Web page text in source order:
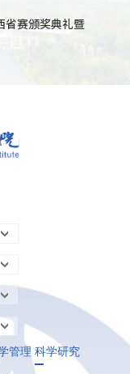
省赛颁奖典礼暨
管理 科学研究